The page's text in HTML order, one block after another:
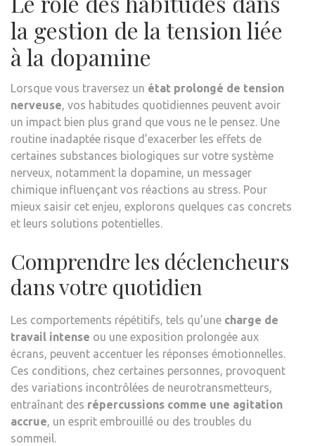
la gestion de la tension liée
à la dopamine
Lorsque vous traversez un état prolongé de tension
nerveuse, vos habitudes quotidiennes peuvent avoir
un impact bien plus grand que vous ne le pensez. Une
routine inadaptée risque d’exacerber les effets de
certaines substances biologiques sur votre système
nerveux, notamment la dopamine, un messager
chimique influençant vos réactions au stress. Pour
mieux saisir cet enjeu, explorons quelques cas concrets
et leurs solutions potentielles.
Comprendre les déclencheurs
dans votre quotidien
Les comportements répétitifs, tels qu’une charge de
travail intense ou une exposition prolongée aux
écrans, peuvent accentuer les réponses émotionnelles.
Ces conditions, chez certaines personnes, provoquent
des variations incontrôlées de neurotransmetteurs,
entraînant des répercussions comme une agitation
accrue, un esprit embrouillé ou des troubles du
sommeil.